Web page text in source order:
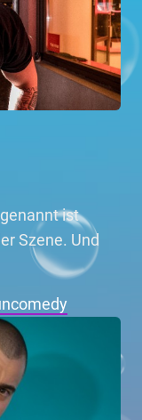
ist
Szene. Und